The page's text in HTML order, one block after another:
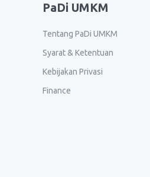
PaDi UMKM
Tentang PaDi UMKM
Syarat & Ketentuan
Kebijakan Privasi
Finance